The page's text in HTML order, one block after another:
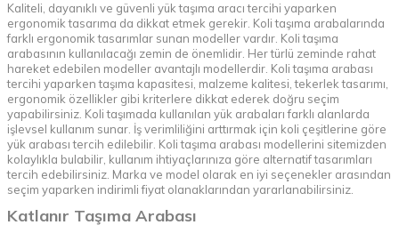
Kaliteli, dayanıklı ve güvenli yük taşıma aracı tercihi yaparken
ergonomik tasarıma da dikkat etmek gerekir. Koli taşıma arabalarında
farklı ergonomik tasarımlar sunan modeller vardır. Koli taşıma
arabasının kullanılacağı zemin de önemlidir. Her türlü zeminde rahat
hareket edebilen modeller avantajlı modellerdir. Koli taşıma arabası
tercihi yaparken taşıma kapasitesi, malzeme kalitesi, tekerlek tasarımı,
ergonomik özellikler gibi kriterlere dikkat ederek doğru seçim
yapabilirsiniz. Koli taşımada kullanılan yük arabaları farklı alanlarda
işlevsel kullanım sunar. İş verimliliğini arttırmak için koli çeşitlerine göre
yük arabası tercih edilebilir. Koli taşıma arabası modellerini sitemizden
kolaylıkla bulabilir, kullanım ihtiyaçlarınıza göre alternatif tasarımları
tercih edebilirsiniz. Marka ve model olarak en iyi seçenekler arasından
seçim yaparken indirimli fiyat olanaklarından yararlanabilirsiniz.
Katlanır Taşıma Arabası